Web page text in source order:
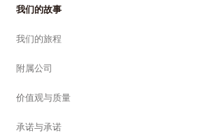
我们的故事
我们的旅程
附属公司
价值观与质量
承诺与承诺